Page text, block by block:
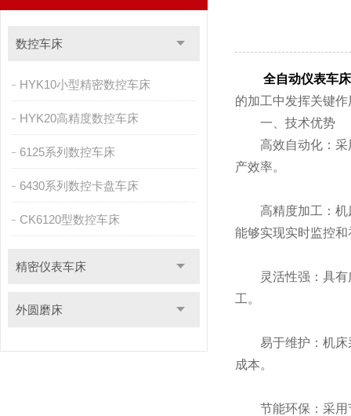
数控车床
HYK10小型精密数控车床
HYK20高精度数控车床
6125系列数控车床
6430系列数控卡盘车床
CK6120型数控车床
精密仪表车床
外圆磨床
全自动仪表车床
的加工中发挥关键作
一、技术优势
高效自动化：采用
产效率。
高精度加工：机床
能够实现实时监控
灵活性强：具有广
工。
易于维护：机床采
成本。
节能环保：采用节